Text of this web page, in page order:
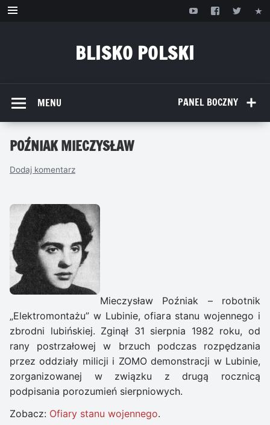
Przejdź
BLISKO POLSKI
PANEL BOCZNY
MENU
POŹNIAK MIECZYSŁAW
Dodaj komentarz
Mieczysław Poźniak – robotnik
„Elektromontażu” w Lubinie, ofiara stanu wojennego i
zbrodni lubińskiej. Zginął 31 sierpnia 1982 roku, od
rany postrzałowej w brzuch podczas rozpędzania
przez oddziały milicji i ZOMO demonstracji w Lubinie,
zorganizowanej w związku z drugą rocznicą
podpisania porozumień sierpniowych.
Zobacz: Ofiary stanu wojennego.